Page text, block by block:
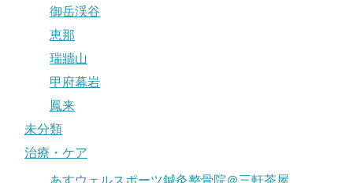
御岳渓谷
恵那
瑞牆山
甲府幕岩
鳳来
未分類
治療・ケア